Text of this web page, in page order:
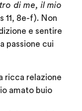
di me, il mio
11, 8e-f). Non
e sentire
passione cui
ricca relazione
amato buio